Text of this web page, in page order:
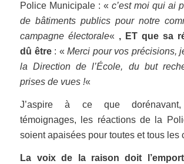
Police Municipale : «c’est moi qui ai
de bâtiments publics pour notre
campagne électorale« , ET que sa
dû être: «Merci pour vos précisions,
la Direction de l’École, du but
prises de vues !«
J’aspire à ce que
témoignages, les réactions de la
soient apaisées pour toutes et tous les
La voix de la raison doit